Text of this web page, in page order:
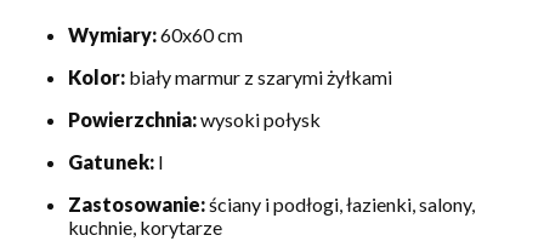
Wymiary:60x60 cm
Kolor: biały marmur z szarymi żyłkami
Powierzchnia:wysoki połysk
Gatunek: I
Zastosowanie:ściany i podłogi, łazienki, salony,
kuchnie, korytarze